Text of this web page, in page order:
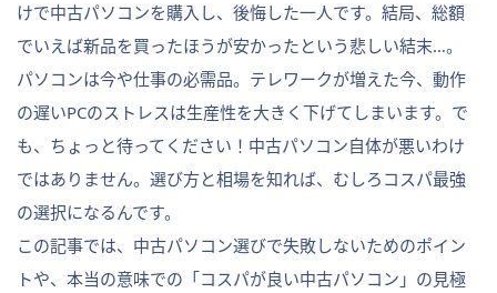
けで中古パソコンを購入し、後悔した一人です。結局、総額
でいえば新品を買ったほうが安かったという悲しい結末…。
パソコンは今や仕事の必需品。テレワークが増えた今、動作
の遅いPCのストレスは生産性を大きく下げてしまいます。で
も、ちょっと待ってください！中古パソコン自体が悪いわけ
ではありません。選び方と相場を知れば、むしろコスパ最強
の選択になるんです。
この記事では、中古パソコン選びで失敗しないためのポイン
トや、本当の意味での「コスパが良い中古パソコン」の見極